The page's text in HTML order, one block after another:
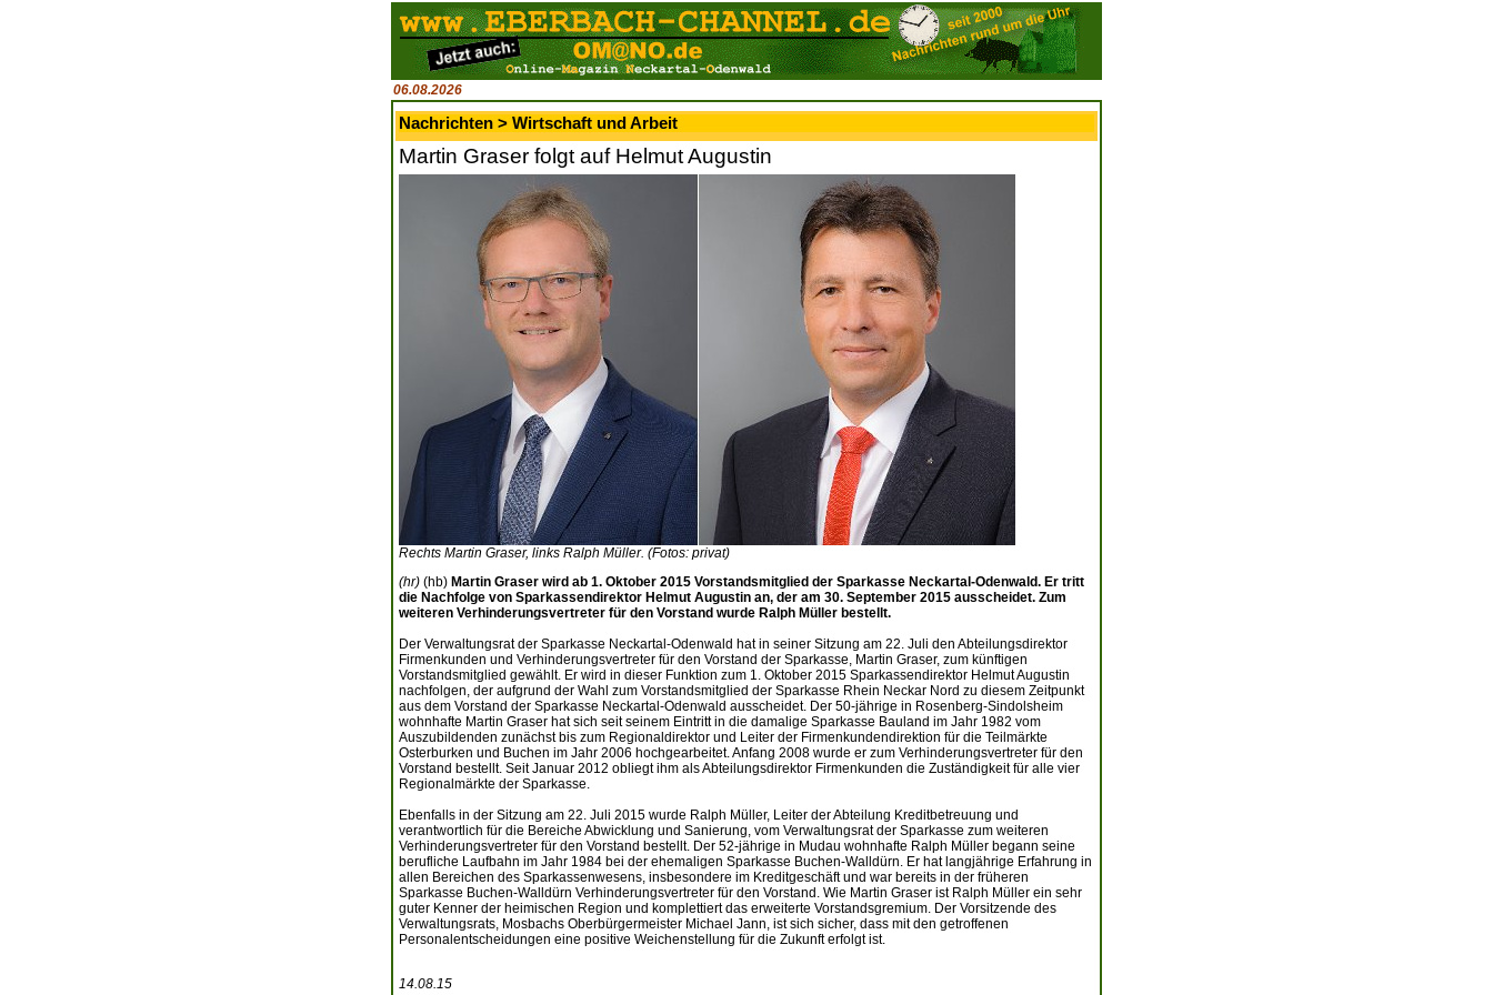
06.08.2026
Nachrichten > Wirtschaft und Arbeit
Martin Graser folgt auf Helmut Augustin
Rechts Martin Graser, links Ralph Müller. (Fotos: privat)
(hr) (hb) Martin Graser wird ab 1. Oktober 2015 Vorstandsmitglied der Sparkasse Neckartal-Odenwald. Er tritt
die Nachfolge von Sparkassendirektor Helmut Augustin an, der am 30. September 2015 ausscheidet. Zum
weiteren Verhinderungsvertreter für den Vorstand wurde Ralph Müller bestellt.
Der Verwaltungsrat der Sparkasse Neckartal-Odenwald hat in seiner Sitzung am 22. Juli den Abteilungsdirektor
Firmenkunden und Verhinderungsvertreter für den Vorstand der Sparkasse, Martin Graser, zum künftigen
Vorstandsmitglied gewählt. Er wird in dieser Funktion zum 1. Oktober 2015 Sparkassendirektor Helmut Augustin
nachfolgen, der aufgrund der Wahl zum Vorstandsmitglied der Sparkasse Rhein Neckar Nord zu diesem Zeitpunkt
aus dem Vorstand der Sparkasse Neckartal-Odenwald ausscheidet. Der 50-jährige in Rosenberg-Sindolsheim
wohnhafte Martin Graser hat sich seit seinem Eintritt in die damalige Sparkasse Bauland im Jahr 1982 vom
Auszubildenden zunächst bis zum Regionaldirektor und Leiter der Firmenkundendirektion für die Teilmärkte
Osterburken und Buchen im Jahr 2006 hochgearbeitet. Anfang 2008 wurde er zum Verhinderungsvertreter für den
Vorstand bestellt. Seit Januar 2012 obliegt ihm als Abteilungsdirektor Firmenkunden die Zuständigkeit für alle vier
Regionalmärkte der Sparkasse.
Ebenfalls in der Sitzung am 22. Juli 2015 wurde Ralph Müller, Leiter der Abteilung Kreditbetreuung und
verantwortlich für die Bereiche Abwicklung und Sanierung, vom Verwaltungsrat der Sparkasse zum weiteren
Verhinderungsvertreter für den Vorstand bestellt. Der 52-jährige in Mudau wohnhafte Ralph Müller begann seine
berufliche Laufbahn im Jahr 1984 bei der ehemaligen Sparkasse Buchen-Walldürn. Er hat langjährige Erfahrung in
allen Bereichen des Sparkassenwesens, insbesondere im Kreditgeschäft und war bereits in der früheren
Sparkasse Buchen-Walldürn Verhinderungsvertreter für den Vorstand. Wie Martin Graser ist Ralph Müller ein sehr
guter Kenner der heimischen Region und komplettiert das erweiterte Vorstandsgremium. Der Vorsitzende des
Verwaltungsrats, Mosbachs Oberbürgermeister Michael Jann, ist sich sicher, dass mit den getroffenen
Personalentscheidungen eine positive Weichenstellung für die Zukunft erfolgt ist.
14.08.15